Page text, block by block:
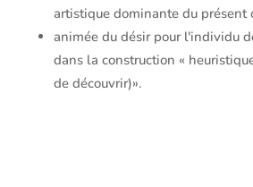
artistique dominante du présent
animée du désir pour l'individu
dans la construction «
de découvrir)».